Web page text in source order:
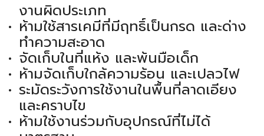
งานผิดประเภท
ห้ามใช้สารเคมีที่มีฤทธิ์เป็นกรด และด่าง
ทำความสะอาด
จัดเก็บในที่แห้ง และพ้นมือเด็ก
ห้ามจัดเก็บใกล้ความร้อน และเปลวไฟ
ระมัดระวังการใช้งานในพื้นที่ลาดเอียง
และคราบไข
ห้ามใช้งานร่วมกับอุปกรณ์ที่ไม่ได้